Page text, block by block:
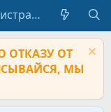
Регистрация
ОТКАЗУ ОТ
МЫ